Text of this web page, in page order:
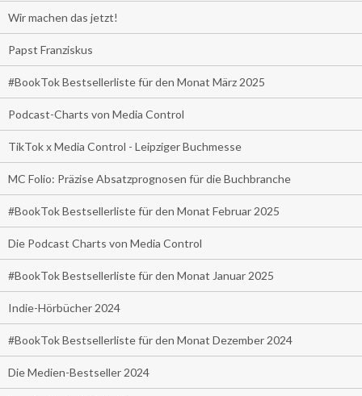
Wir machen das jetzt!
Papst Franziskus
#BookTok Bestsellerliste für den Monat März 2025
Podcast-Charts von Media Control
TikTok x Media Control - Leipziger Buchmesse
MC Folio: Präzise Absatzprognosen für die Buchbranche
#BookTok Bestsellerliste für den Monat Februar 2025
Die Podcast Charts von Media Control
#BookTok Bestsellerliste für den Monat Januar 2025
Indie-Hörbücher 2024
#BookTok Bestsellerliste für den Monat Dezember 2024
Die Medien-Bestseller 2024